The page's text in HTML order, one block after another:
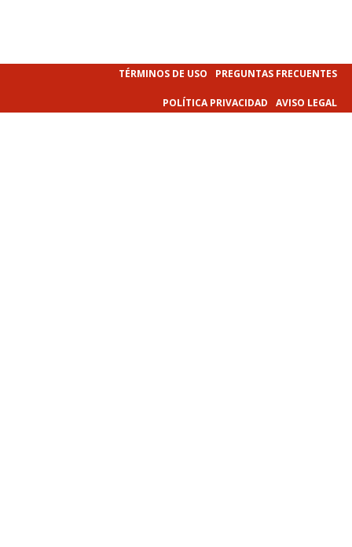
TÉRMINOS DE USO PREGUNTAS FRECUENTES
POLÍTICA PRIVACIDAD AVISO LEGAL